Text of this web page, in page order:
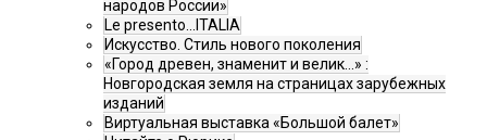
народов России»
Le presento...ITALIA
Искусство. Стиль нового поколения
«Город древен, знаменит и велик…» :
Новгородская земля на страницах зарубежных
изданий
Виртуальная выставка «Большой балет»